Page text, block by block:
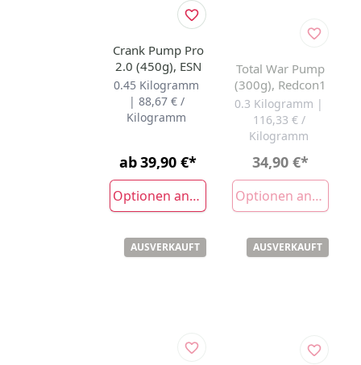
Crank Pump Pro
2.0 (450g), ESN
0.45 Kilogramm
| 88,67 € /
Kilogramm
ab39,90 €*
Optionen anzeigen
Total War Pump
(300g), Redcon1
0.3 Kilogramm |
116,33 € /
Kilogramm
34,90 €*
Optionen anzeigen
AUSVERKAUFT AUSVERKAUFT